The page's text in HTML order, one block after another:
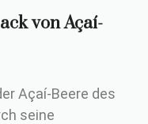
von Açaí-
Açaí-Beere des
seine